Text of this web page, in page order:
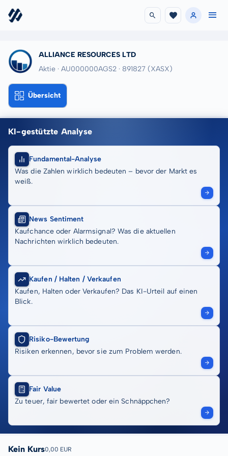
ALLIANCE RESOURCES LTD
Aktie · AU000000AGS2 · 891827 (XASX)
Übersicht
KI-gestützte Analyse
Fundamental-Analyse
Was die Zahlen wirklich bedeuten – bevor der Markt es
weiß.
News Sentiment
Kaufchance oder Alarmsignal? Was die aktuellen
Nachrichten wirklich bedeuten.
Kaufen / Halten / Verkaufen
Kaufen, Halten oder Verkaufen? Das KI-Urteil auf einen
Blick.
Risiko-Bewertung
Risiken erkennen, bevor sie zum Problem werden.
Fair Value
Zu teuer, fair bewertet oder ein Schnäppchen?
Kein Kurs0,00 EUR